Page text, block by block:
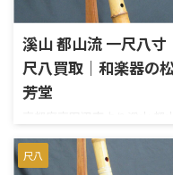
も確認して査定しました。 今
回の買取内容 買取商品 尺八
ーズで問題はありません。本
にワレやヒビ、カケも無く、
概ね良好のコンディションで
す。歌口には銀巻き、中継ぎ
銀太巻きの仕様です。お売り
た。 【仕様】都山流 在銘 都
童長さ：一尺八寸（約 54cm）
歌口：内径 約 2.2cm / 外径 約
溪山 都山流 一尺八寸
尺八買取｜和楽器の
芳堂
流 一尺八寸を宅配買取させ
いただきました。べっ甲調の
尺八